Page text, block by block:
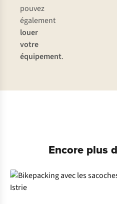
pouvez
également
louer
votre
équipement.
Encore plus